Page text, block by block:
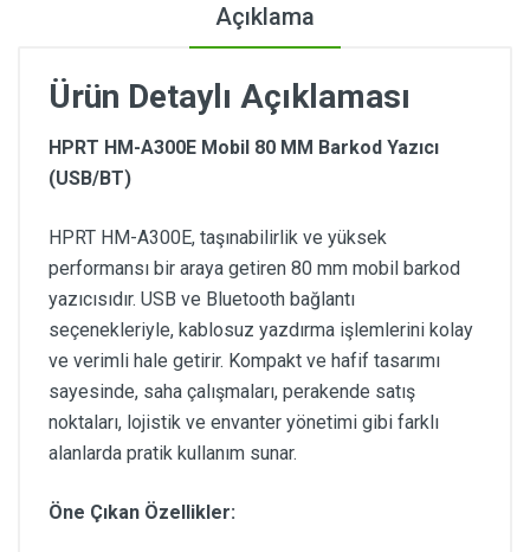
Açıklama
Ürün Detaylı Açıklaması
HPRT HM-A300E Mobil 80 MM Barkod Yazıcı
(USB/BT)
HPRT HM-A300E, taşınabilirlik ve yüksek
performansı bir araya getiren 80 mm mobil barkod
yazıcısıdır. USB ve Bluetooth bağlantı
seçenekleriyle, kablosuz yazdırma işlemlerini kolay
ve verimli hale getirir. Kompakt ve hafif tasarımı
sayesinde, saha çalışmaları, perakende satış
noktaları, lojistik ve envanter yönetimi gibi farklı
alanlarda pratik kullanım sunar.
Öne Çıkan Özellikler: